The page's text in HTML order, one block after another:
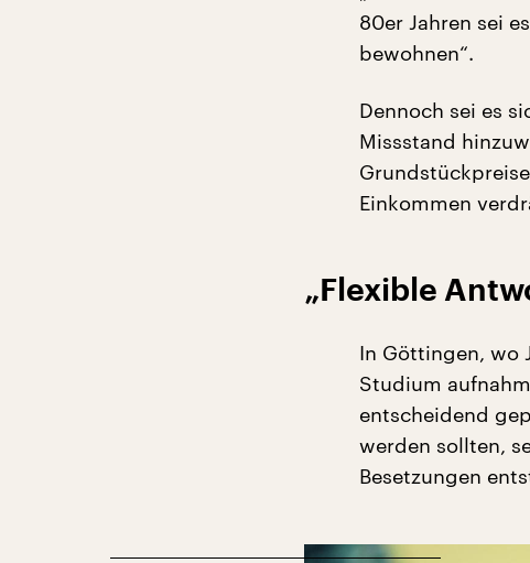
80er Jahren sei
bewohnen“.
Dennoch sei es
Missstand
Einkommen
„Flexible
In Göttingen, wo
Studium
entscheidend
werden sollten,
Besetzungen